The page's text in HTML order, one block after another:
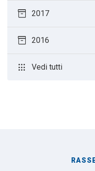
inventory_2 2017
inventory_2 2016
apps Vedi tutti